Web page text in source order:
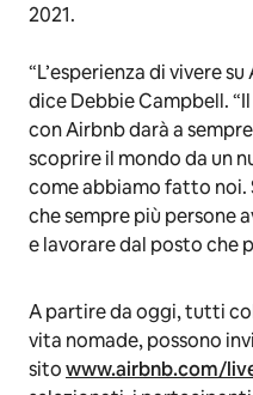
2021.
“L’esperienza di vivere
dice Debbie Campbell.
con Airbnbdarà a
scoprire il mondo da un
come abbiamo fatto noi.
che sempre più persone
e lavorare dal posto che
A partire da oggi, tutti
vita nomade, possono
sitowww.airbnb.com/